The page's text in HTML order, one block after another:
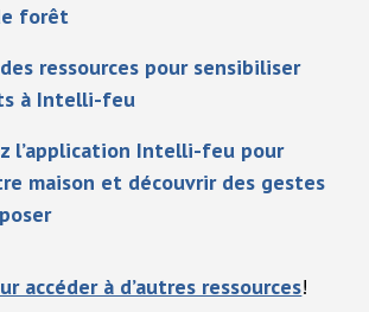
forêt
ressources pour sensibiliser
à Intelli-feu
l’application Intelli-feu pour
maison et découvrir des gestes
accéder à d’autres ressources!